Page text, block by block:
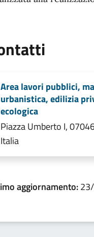
Area lavori pubblici,
urbanistica, edilizia
ecologica
Piazza Umberto I,
Italia
aggiornamento: